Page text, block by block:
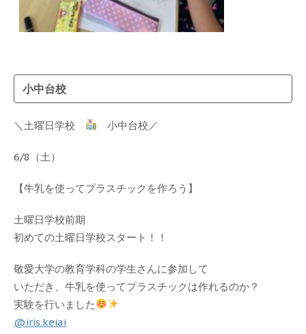
小中台校
＼土曜日学校 小中台校／
6/8（土）
【牛乳を使ってプラスチックを作ろう】
土曜日学校前期
初めての土曜日学校スタート！！
敬愛大学の教育学科の学生さんに参加して
いただき、牛乳を使ってプラスチックは作れるのか？
実験を行いました
@iris.keiai